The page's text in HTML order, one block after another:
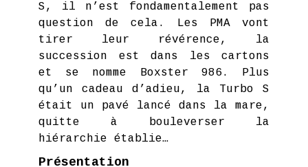
S, il n’est fondamentalement pas
question de cela. Les PMA vont
tirer leur révérence, la
succession est dans les cartons
et se nomme Boxster 986. Plus
qu’un cadeau d’adieu, la Turbo S
était un pavé lancé dans la mare,
quitte à bouleverser la
hiérarchie établie…
Présentation